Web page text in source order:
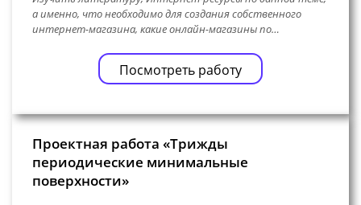
а именно, что необходимо для создания собственного
интернет-магазина, какие онлайн-магазины по…
Посмотреть работу
Проектная работа «Трижды
периодические минимальные
поверхности»